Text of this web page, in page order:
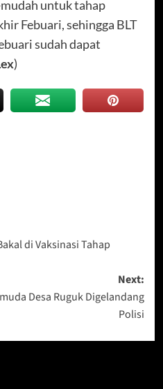
untuk tahap
Febuari, sehingga BLT
sudah dapat
)
di Vaksinasi Tahap
Next:
Desa Ruguk Digelandang
Polisi